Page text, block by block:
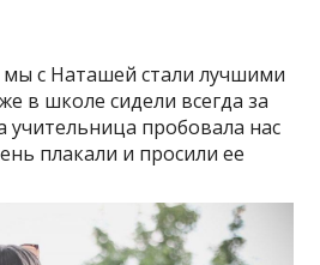
мы с Наташей стали лучшими
в школе сидели всегда за
учительница пробовала нас
плакали и просили ее